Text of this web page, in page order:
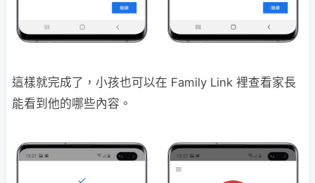
這樣就完成了，小孩也可以在 Family Link 裡查看家長
能看到他的哪些內容。